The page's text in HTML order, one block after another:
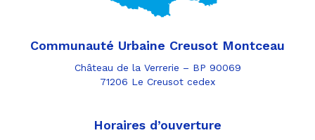
Communauté Urbaine Creusot Montceau
Château de la Verrerie – BP 90069
71206 Le Creusot cedex
Horaires d’ouverture